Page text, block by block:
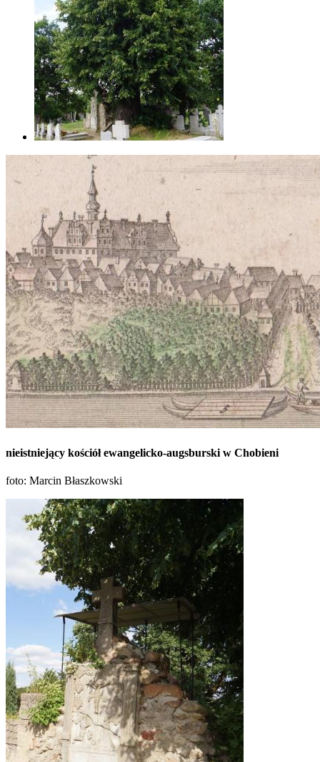
nieistniejący kościół ewangelicko-augsburski w Chobieni
foto: Marcin Błaszkowski